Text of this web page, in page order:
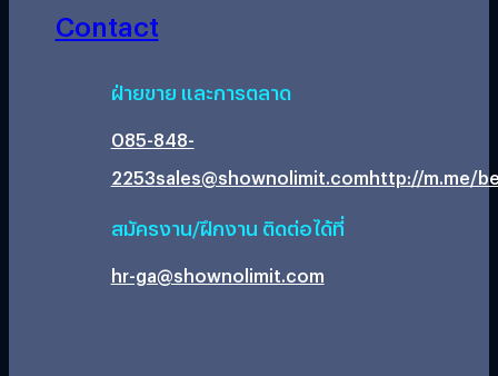
Contact
ฝ่ายขาย และการตลาด
085-848-
2253sales@shownolimit.comhttp://m.me/
สมัครงาน/ฝึกงาน ติดต่อได้ที่
hr-ga@shownolimit.com